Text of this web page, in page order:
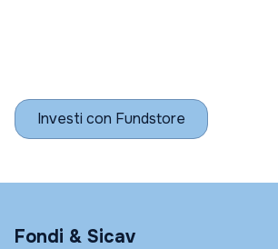
Investi con Fundstore
Fondi & Sicav